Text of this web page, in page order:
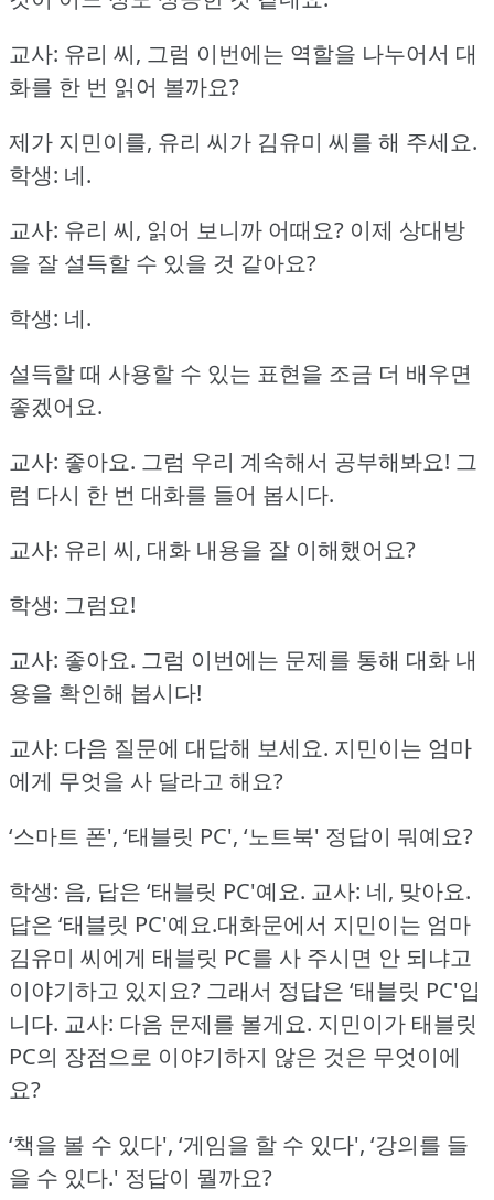
교사: 유리 씨, 그럼 이번에는 역할을 나누어서 대
화를 한 번 읽어 볼까요?
제가 지민이를, 유리 씨가 김유미 씨를 해 주세요.
학생: 네.
교사: 유리 씨, 읽어 보니까 어때요? 이제 상대방
을 잘 설득할 수 있을 것 같아요?
학생: 네.
설득할 때 사용할 수 있는 표현을 조금 더 배우면
좋겠어요.
교사: 좋아요. 그럼 우리 계속해서 공부해봐요! 그
럼 다시 한 번 대화를 들어 봅시다.
교사: 유리 씨, 대화 내용을 잘 이해했어요?
학생: 그럼요!
교사: 좋아요. 그럼 이번에는 문제를 통해 대화 내
용을 확인해 봅시다!
교사: 다음 질문에 대답해 보세요. 지민이는 엄마
에게 무엇을 사 달라고 해요?
‘스마트 폰', ‘태블릿 PC', ‘노트북' 정답이 뭐예요?
학생: 음, 답은 ‘태블릿 PC'예요. 교사: 네, 맞아요.
답은 ‘태블릿 PC'예요.대화문에서 지민이는 엄마
김유미 씨에게 태블릿 PC를 사 주시면 안 되냐고
이야기하고 있지요? 그래서 정답은 ‘태블릿 PC'입
니다. 교사: 다음 문제를 볼게요. 지민이가 태블릿
PC의 장점으로 이야기하지 않은 것은 무엇이에
요?
‘책을 볼 수 있다', ‘게임을 할 수 있다', ‘강의를 들
을 수 있다.' 정답이 뭘까요?